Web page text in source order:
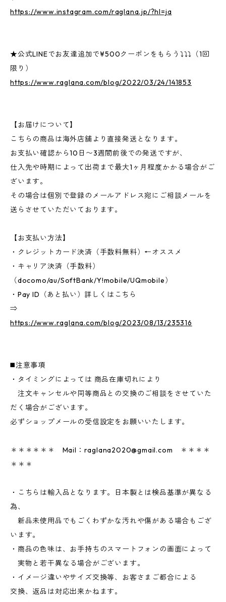
https://www.instagram.com/raglana.jp/?hl=ja
★公式LINEでお友達追加で¥500クーポンをもらう⤵⤵⤵（1回
限り）
https://www.raglana.com/blog/2022/03/24/141853
【お届けについて】
こちらの商品は海外店舗より直接発送となります。
お支払い確認から10日〜3週間前後での発送ですが、
仕入先や時期によって出荷まで最大1ヶ月程度かかる場合がご
ざいます。
その場合は個別で登録のメールアドレス宛にご相談メールを
送らさせていただいております。
【お支払い方法】
・クレジットカード決済（手数料無料）←オススメ
・キャリア決済（手数料）
（docomo/au/SoftBank/Y!mobile/UQmobile）
・Pay ID（あと払い）詳しくはこちら
⇒
https://www.raglana.com/blog/2023/08/13/235316
◼️注意事項
・タイミングによっては 商品在庫切れにより
注文キャンセルや同等商品との交換のご相談をさせていた
だく場合がございます。
必ずショップメールの受信設定をお願いいたします。
＊＊＊＊＊＊ Mail： raglana2020@gmail.com ＊＊＊＊
＊＊＊
・こちらは輸入品となります。日本製とは検品基準が異なる
為、
新品未使用品でもごくわずかな汚れや傷がある場合もござ
います。
・商品の色味は、お手持ちのスマートフォンの画面によって
実物と若干異なる場合がございます。
・イメージ違いやサイズ交換等、お客さまご都合による
交換、返品は対応出来かねます。